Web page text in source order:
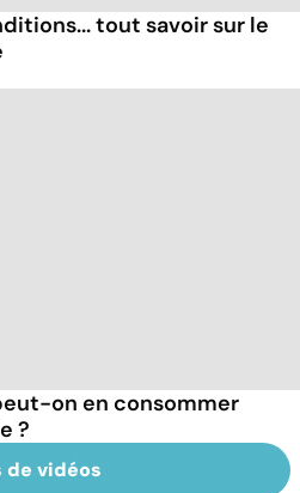
tout savoir sur le
on en consommer
?
de vidéos